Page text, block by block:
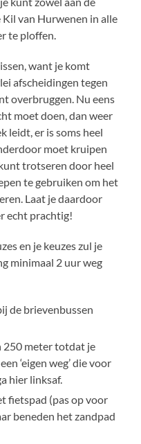
Kil van Hurwenen in alle
te ploffen.
want je komt
afscheidingen tegen
overbruggen. Nu eens
moet doen, dan weer
leidt, er is soms heel
moet kruipen
trotseren door heel
te gebruiken om het
Laat je daardoor
echt prachtig!
en je keuzes zul je
minimaal 2 uur weg
de brievenbussen
250 meter totdat je
‘eigen weg’ die voor
hier linksaf.
fietspad (pas op voor
beneden het zandpad